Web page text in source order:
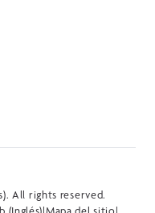
All rights reserved.